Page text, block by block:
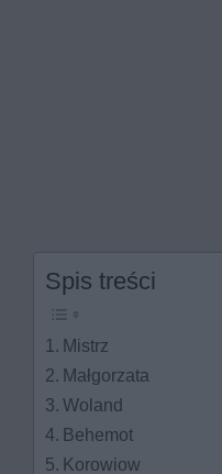
Spis treści
Mistrz
Małgorzata
Woland
Behemot
Korowiow